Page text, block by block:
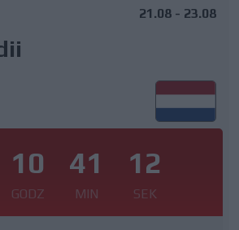
21.08 - 23.08
10
GODZ
41
MIN
11
SEK